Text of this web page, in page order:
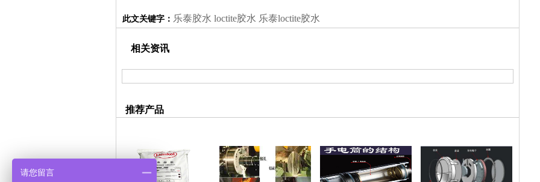
此文关键字： 乐泰胶水 loctite胶水 乐泰loctite胶水
相关资讯
推荐产品
请您留言